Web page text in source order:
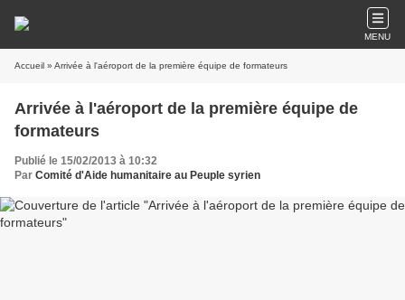
MENU
Accueil » Arrivée à l'aéroport de la première équipe de formateurs
Arrivée à l'aéroport de la première équipe de
formateurs
Publié le 15/02/2013 à 10:32
Par Comité d'Aide humanitaire au Peuple syrien